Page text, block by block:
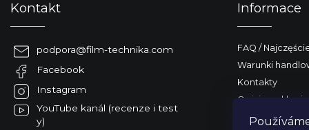
Kontakt
podpora@film-technika.com
Facebook
Instagram
YouTube kanál (recenze i test
y)
Informace
FAQ /
Warunki
Kontakty
Opinie o sklepie
Dostarczamy